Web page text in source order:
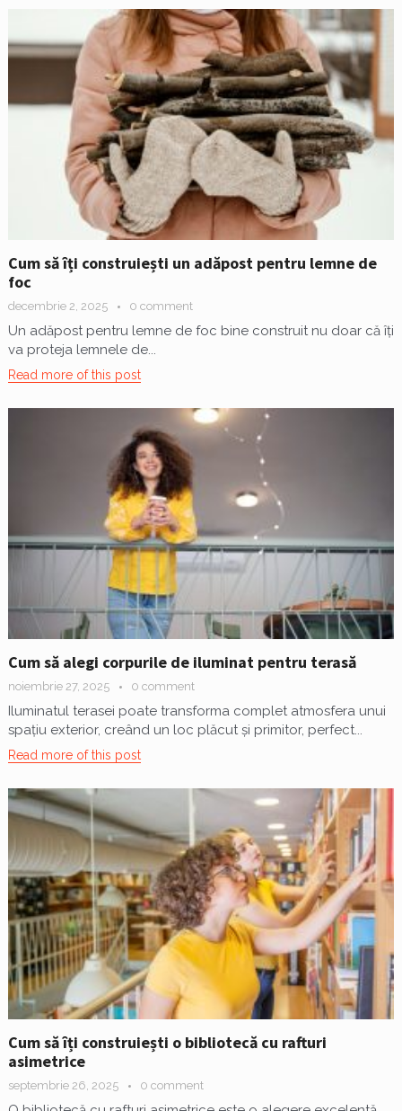
Cum să îți construiești un adăpost pentru lemne de
foc
decembrie 2, 2025 0 comment
Un adăpost pentru lemne de foc bine construit nu doar că îți
va proteja lemnele de...
Read more of this post
Cum să alegi corpurile de iluminat pentru terasă
noiembrie 27, 2025 0 comment
Iluminatul terasei poate transforma complet atmosfera unui
spațiu exterior, creând un loc plăcut și primitor, perfect...
Read more of this post
Cum să îți construiești o bibliotecă cu rafturi
asimetrice
septembrie 26, 2025 0 comment